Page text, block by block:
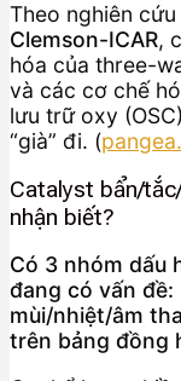
Theo nghiên cứu
Clemson-ICAR,
hóa của three-
và các cơ chế
lưu trữ oxy
“già” đi. (
Catalyst bẩn/
nhận biết?
Có 3 nhóm dấu
đang có vấn đề:
mùi/nhiệt/âm
trên bảng đồng